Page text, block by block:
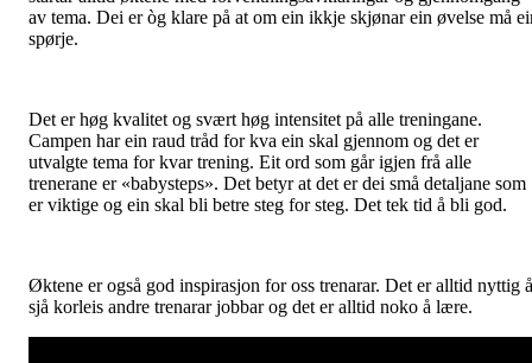
av tema. Dei er òg klare på at om ein ikkje skjønar ein øvelse må
spørje.
Det er høg kvalitet og svært høg intensitet på alle treningane.
Campen har ein raud tråd for kva ein skal gjennom og det er
utvalgte tema for kvar trening. Eit ord som går igjen frå alle
trenerane er «babysteps». Det betyr at det er dei små detaljane som
er viktige og ein skal bli betre steg for steg. Det tek tid å bli god.
Øktene er også god inspirasjon for oss trenarar. Det er alltid nyttig å
sjå korleis andre trenarar jobbar og det er alltid noko å lære.